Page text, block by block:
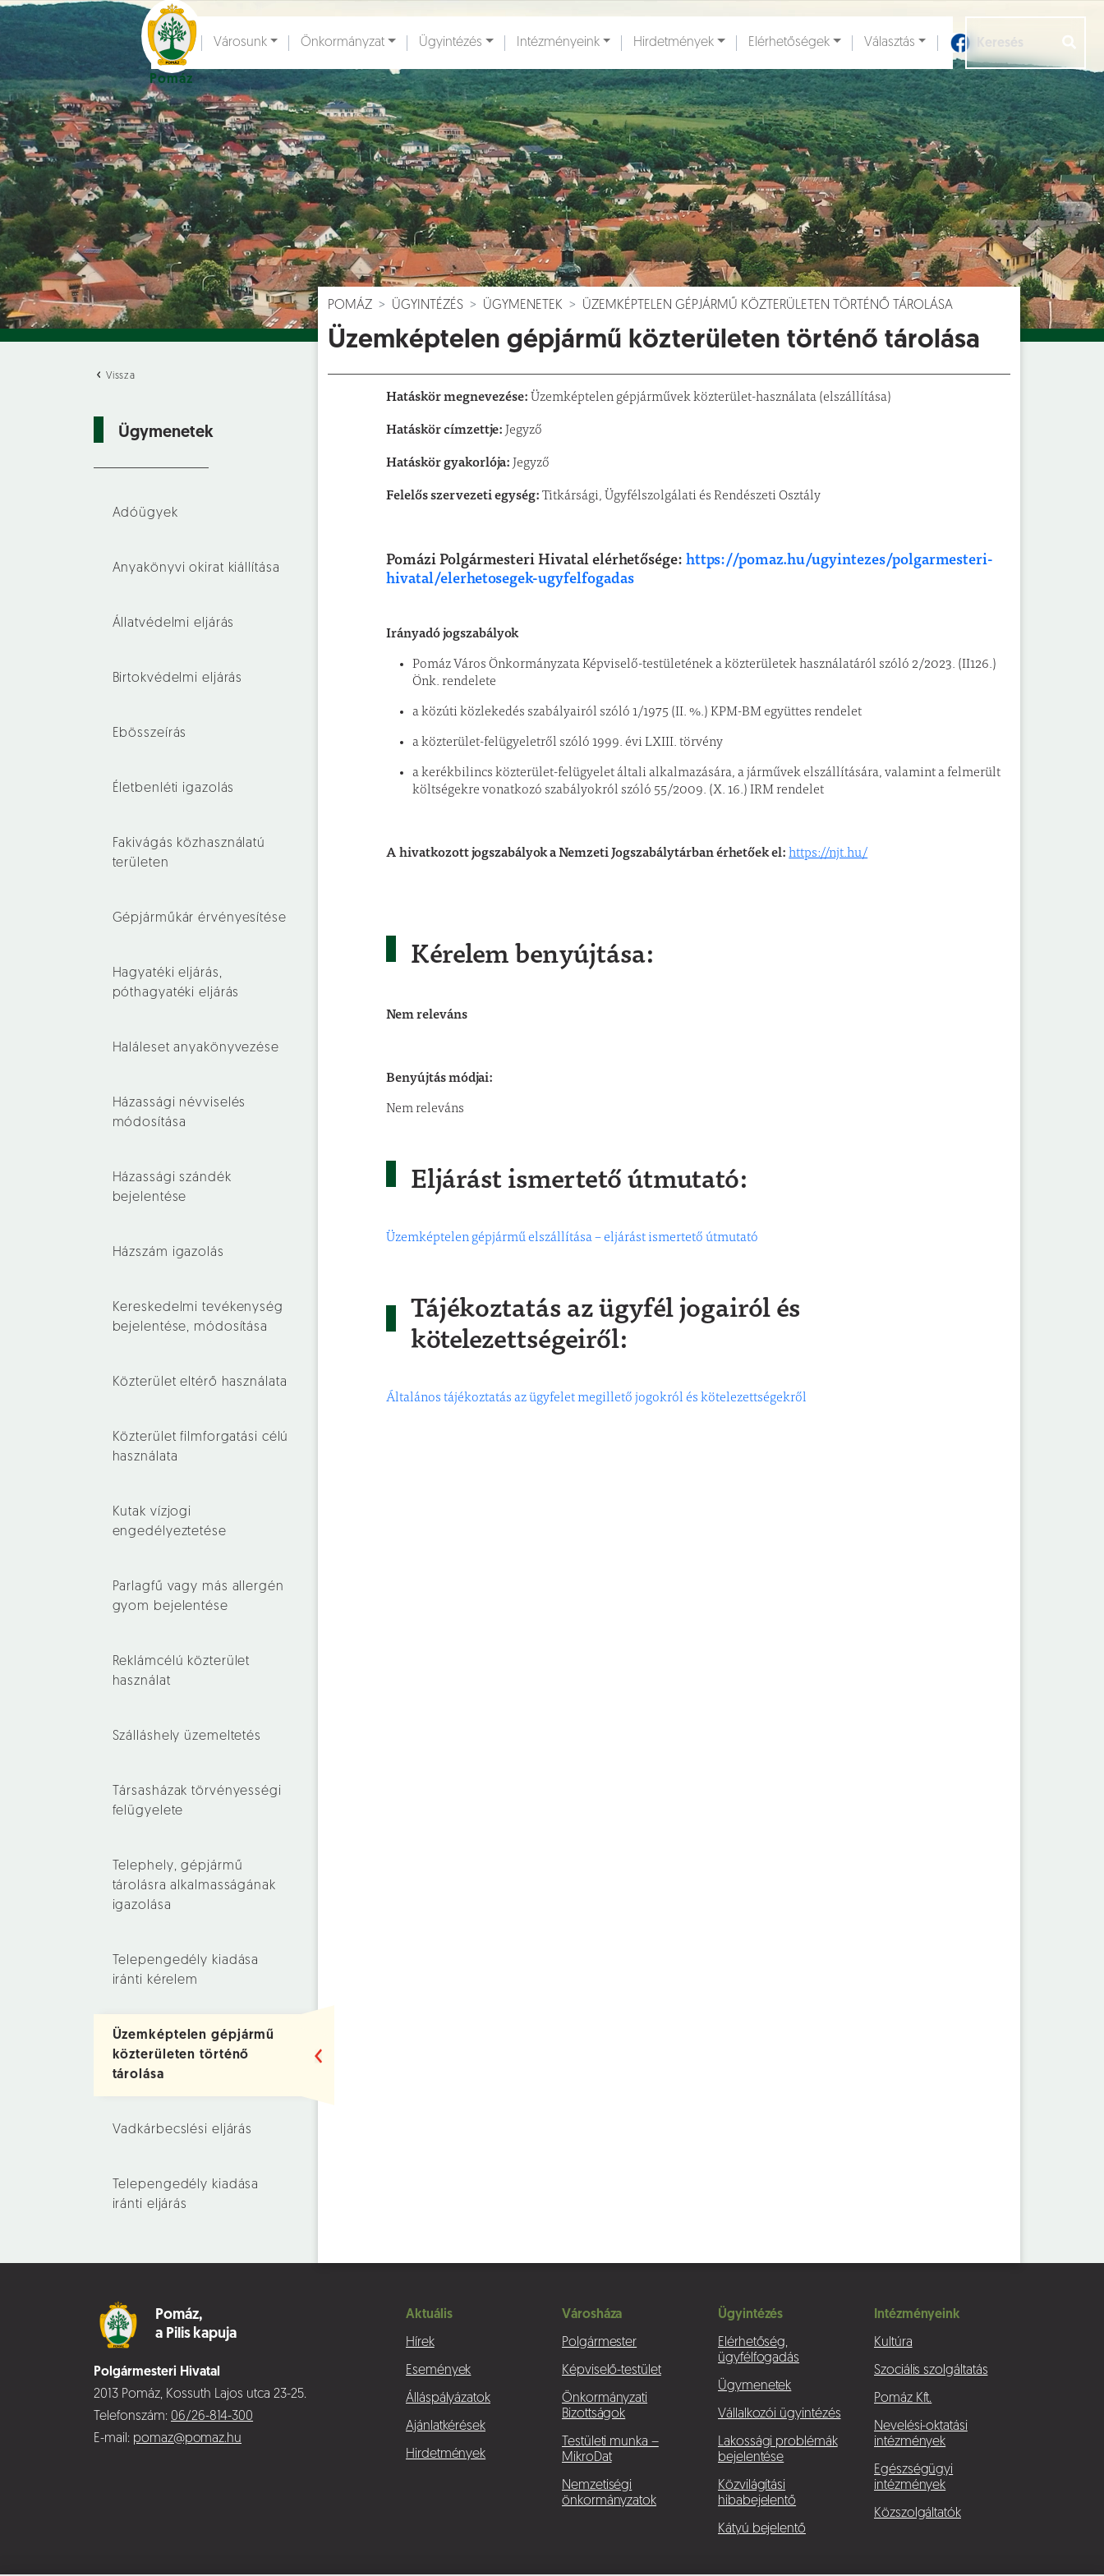
Pomáz
Ugrás a fő tartalomhoz
Városunk Önkormányzat Ügyintézés Intézményeink Hirdetmények Elérhetőségek Választás
Vissza
Ügymenetek
Adóügyek
Anyakönyvi okirat kiállítása
Állatvédelmi eljárás
Birtokvédelmi eljárás
Ebösszeírás
Életbenléti igazolás
Fakivágás közhasználatú
területen
Gépjárműkár érvényesítése
Hagyatéki eljárás,
póthagyatéki eljárás
Haláleset anyakönyvezése
Házassági névviselés
módosítása
Házassági szándék
bejelentése
Házszám igazolás
Kereskedelmi tevékenység
bejelentése, módosítása
Közterület eltérő használata
Közterület filmforgatási célú
használata
Kutak vízjogi
engedélyeztetése
Parlagfű vagy más allergén
gyom bejelentése
Reklámcélú közterület
használat
Szálláshely üzemeltetés
Társasházak törvényességi
felügyelete
Telephely, gépjármű
tárolásra alkalmasságának
igazolása
Telepengedély kiadása
iránti kérelem
Üzemképtelen gépjármű
közterületen történő
tárolása
Vadkárbecslési eljárás
Telepengedély kiadása
iránti eljárás
POMÁZ ÜGYINTÉZÉS ÜGYMENETEK ÜZEMKÉPTELEN GÉPJÁRMŰ KÖZTERÜLETEN TÖRTÉNŐ TÁROLÁSA
Üzemképtelen gépjármű közterületen történő tárolása
Hatáskör megnevezése:Üzemképtelen gépjárművek közterület-használata (elszállítása)
Hatáskör címzettje:Jegyző
Hatáskör gyakorlója:Jegyző
Felelős szervezeti egység:Titkársági, Ügyfélszolgálati és Rendészeti Osztály
Pomázi Polgármesteri Hivatal elérhetősége: https://pomaz.hu/ugyintezes/polgarmesteri-
hivatal/elerhetosegek-ugyfelfogadas
Irányadó jogszabályok
Pomáz Város Önkormányzata Képviselő-testületének a közterületek használatáról szóló 2/2023. (II126.)
Önk. rendelete
a közúti közlekedés szabályairól szóló 1/1975 (II. %.) KPM-BM együttes rendelet
a közterület-felügyeletről szóló 1999. évi LXIII. törvény
a kerékbilincs közterület-felügyelet általi alkalmazására, a járművek elszállítására, valamint a felmerült
költségekre vonatkozó szabályokról szóló 55/2009. (X. 16.) IRM rendelet
A hivatkozott jogszabályok a Nemzeti Jogszabálytárban érhetőek el:https://njt.hu/
Kérelem benyújtása:
Nem releváns
Benyújtás módjai:
Nem releváns
Eljárást ismertető útmutató:
Üzemképtelen gépjármű elszállítása – eljárást ismertető útmutató
Tájékoztatás az ügyfél jogairól és
kötelezettségeiről:
Általános tájékoztatás az ügyfelet megillető jogokról és kötelezettségekről
Pomáz,
a Pilis kapuja
Polgármesteri Hivatal
2013 Pomáz, Kossuth Lajos utca 23-25.
Telefonszám: 06/26-814-300
E-mail: pomaz@pomaz.hu
Aktuális
Hírek
Események
Álláspályázatok
Ajánlatkérések
Hirdetmények
Városháza
Polgármester
Képviselő-testület
Önkormányzati
Bizottságok
Testületi munka –
MikroDat
Nemzetiségi
önkormányzatok
Ügyintézés
Elérhetőség,
ügyfélfogadás
Ügymenetek
Vállalkozói ügyintézés
Lakossági problémák
bejelentése
Közvilágítási
hibabejelentő
Kátyú bejelentő
Intézményeink
Kultúra
Szociális szolgáltatás
Pomáz Kft.
Nevelési-oktatási
intézmények
Egészségügyi
intézmények
Közszolgáltatók
Hírek [] Események [ ] Dokumentumok [] Aloldalak []